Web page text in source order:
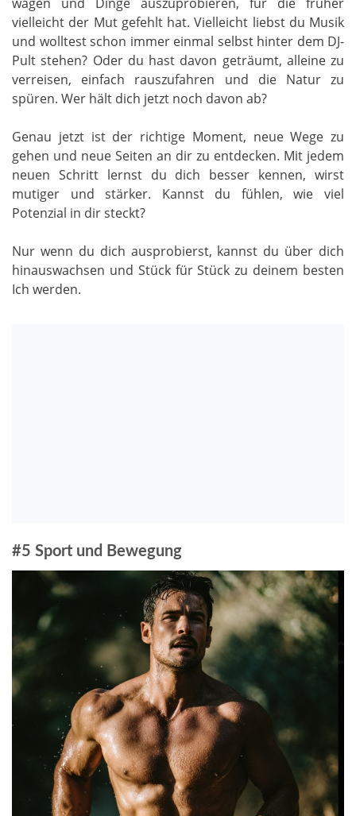
vielleicht der Mut gefehlt hat. Vielleicht liebst du Musik
und wolltest schon immer einmal selbst hinter dem DJ-
Pult stehen? Oder du hast davon geträumt, alleine zu
verreisen, einfach rauszufahren und die Natur zu
spüren. Wer hält dich jetzt noch davon ab?
Genau jetzt ist der richtige Moment, neue Wege zu
gehen und neue Seiten an dir zu entdecken. Mit jedem
neuen Schritt lernst du dich besser kennen, wirst
mutiger und stärker. Kannst du fühlen, wie viel
Potenzial in dir steckt?
Nur wenn du dich ausprobierst, kannst du über dich
hinauswachsen und Stück für Stück zu deinem besten
Ich werden.
#5 Sport und Bewegung